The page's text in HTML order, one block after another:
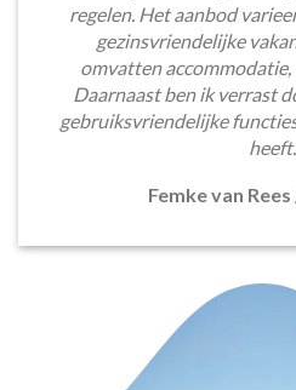
regelen. Het aanbod
gezinsvriendelijke
omvatten
Daarnaast ben ik verrast
gebruiksvriendelijke
heeft.
Femke van Rees